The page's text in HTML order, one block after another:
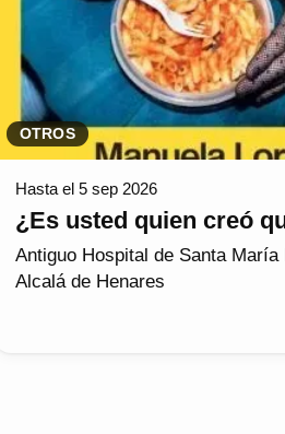
OTROS
Hasta el 5 sep 2026
¿Es usted quien creó
Antiguo Hospital de Santa María
Alcalá de Henares